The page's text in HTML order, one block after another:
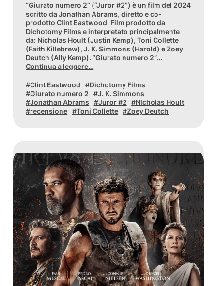
“Giurato numero 2” (“Juror #2”) è un film del 2024
scritto da Jonathan Abrams, diretto e co-
prodotto Clint Eastwood. Film prodotto da
Dichotomy Films e interpretato principalmente
da: Nicholas Hoult (Justin Kemp), Toni Collette
(Faith Killebrew), J. K. Simmons (Harold) e Zoey
Deutch (Ally Kemp). “Giurato numero 2″…
Continua a leggere…
Clint Eastwood
Dichotomy Films
Giurato numero 2
J. K. Simmons
Jonathan Abrams
Juror #2
Nicholas Hoult
recensione
Toni Collette Zoey Deutch